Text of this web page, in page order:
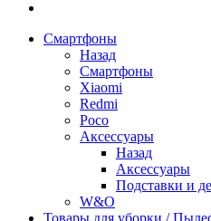
Смартфоны
Назад
Смартфоны
Xiaomi
Redmi
Poco
Аксессуары
Назад
Аксессуары
Подставки и
W&O
Товары для уборки /